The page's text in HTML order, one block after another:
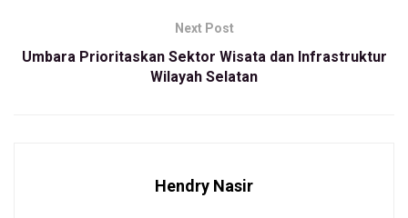
atlet-atlet di palu membuat Pasha Cup” kata sigit purnomo
dengan kota palu, kalu disana Subtropis cuacanya panas.
Next Post
Umbara Prioritaskan Sektor Wisata dan Infrastruktur
Wilayah Selatan
Hendry Nasir